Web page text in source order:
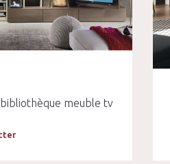
meuble tv